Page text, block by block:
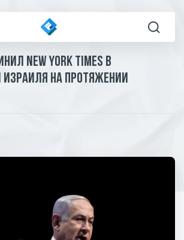
Технологии
New York Times в
на протяжении